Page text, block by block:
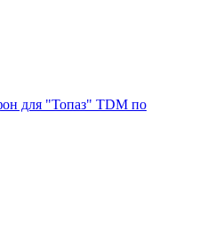
для "Топаз" TDM по